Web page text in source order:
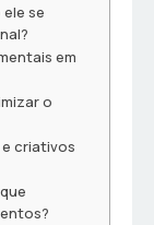
se
em
o
criativos